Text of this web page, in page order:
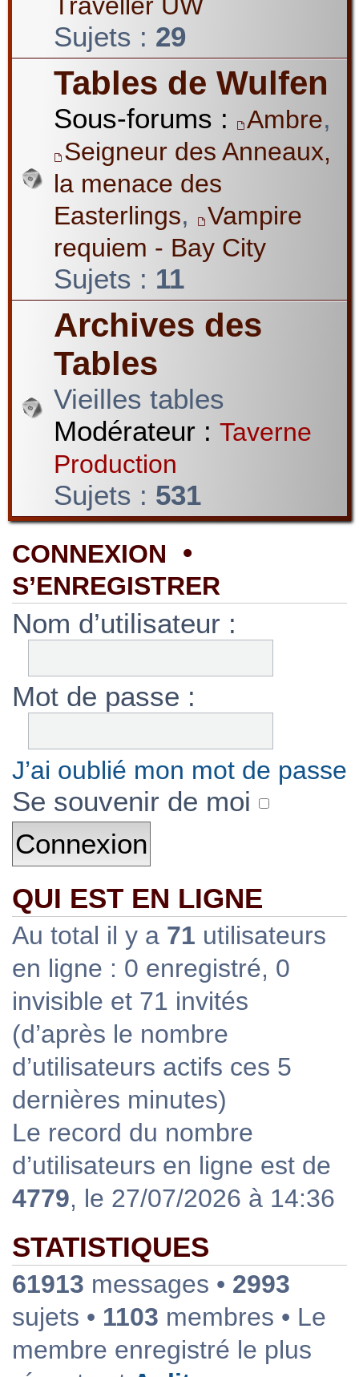
Sujets : 29
Tables de Wulfen
Sous-forums : Ambre,
Seigneur des Anneaux,
la menace des
Easterlings,
Vampire
requiem - Bay City
Sujets : 11
Archives des
Tables
Vieilles tables
Modérateur : Taverne
Production
Sujets : 531
CONNEXION •
S’ENREGISTRER
Nom d’utilisateur :
Mot de passe :
J’ai oublié mon mot de passe
Se souvenir de moi
QUI EST EN LIGNE
Au total il y a 71 utilisateurs
en ligne : 0 enregistré, 0
invisible et 71 invités
(d’après le nombre
d’utilisateurs actifs ces 5
dernières minutes)
Le record du nombre
d’utilisateurs en ligne est de
4779, le 27/07/2026 à 14:36
STATISTIQUES
61913 messages • 2993
sujets • 1103 membres • Le
membre enregistré le plus